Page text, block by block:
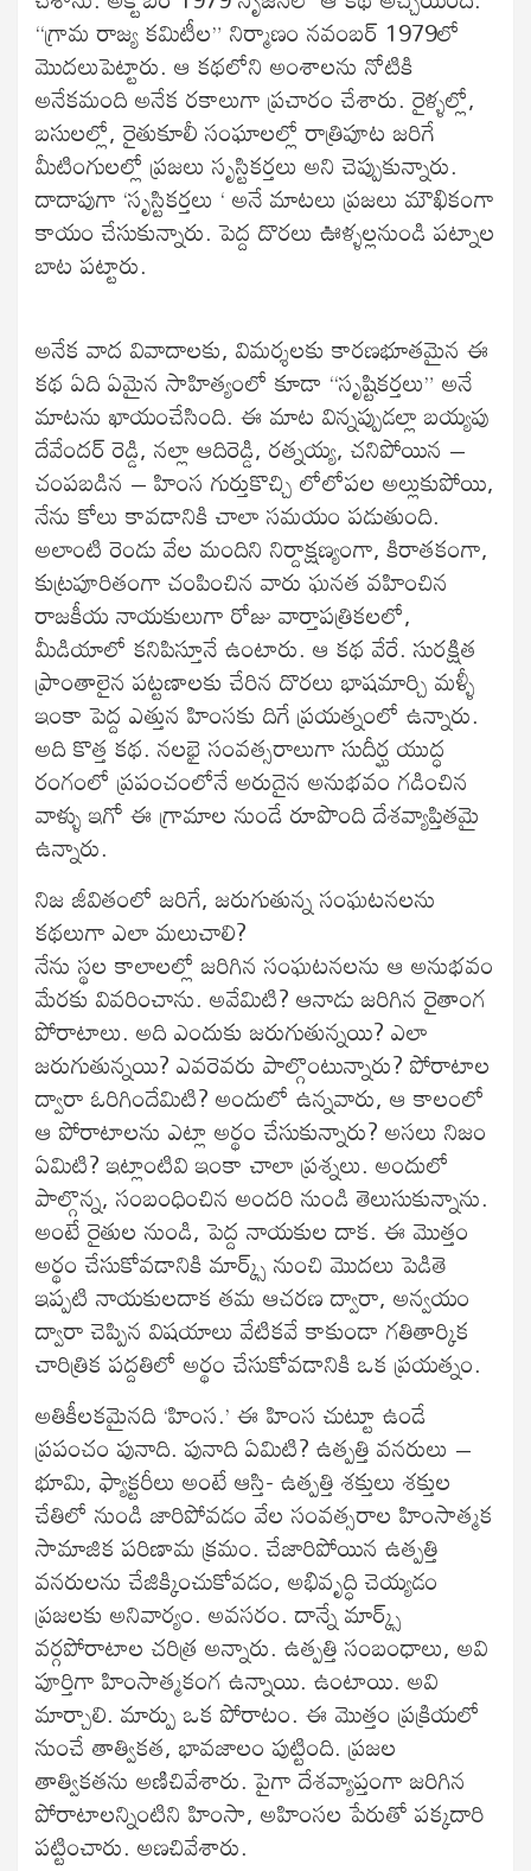
“గ్రామ రాజ్య కమిటీల” నిర్మాణం నవంబర్ 1979లో
మొదలుపెట్టారు. ఆ కథలోని అంశాలను నోటికి
అనేకమంది అనేక రకాలుగా ప్రచారం చేశారు. రైళ్ళల్లో,
బసులల్లో, రైతుకూలీ సంఘాలల్లో రాత్రిపూట జరిగే
మీటింగులల్లో ప్రజలు సృస్టికర్తలు అని చెప్పుకున్నారు.
దాదాపుగా ‘సృస్టికర్తలు ‘ అనే మాటలు ప్రజలు మౌఖికంగా
కాయం చేసుకున్నారు. పెద్ద దొరలు ఊళ్ళల్లనుండి పట్నాల
బాట పట్టారు.
అనేక వాద వివాదాలకు, విమర్శలకు కారణభూతమైన ఈ
కథ ఏది ఏమైన సాహిత్యంలో కూడా “సృష్టికర్తలు” అనే
మాటను ఖాయంచేసింది. ఈ మాట విన్నప్పుడల్లా బయ్యపు
దేవేందర్ రెడ్డి, నల్లా ఆదిరెడ్డి, రత్నయ్య, చనిపోయిన –
చంపబడిన – హింస గుర్తుకొచ్చి లోలోపల అల్లుకుపోయి,
నేను కోలు కావడానికి చాలా సమయం పడుతుంది.
అలాంటి రెండు వేల మందిని నిర్దాక్షణ్యంగా, కిరాతకంగా,
కుట్రపూరితంగా చంపించిన వారు ఘనత వహించిన
రాజకీయ నాయకులుగా రోజు వార్తాపత్రికలలో,
మీడియాలో కనిపిస్తూనే ఉంటారు. ఆ కథ వేరే. సురక్షిత
ప్రాంతాలైన పట్టణాలకు చేరిన దొరలు భాషమార్చి మళ్ళీ
ఇంకా పెద్ద ఎత్తున హింసకు దిగే ప్రయత్నంలో ఉన్నారు.
అది కొత్త కథ. నలభై సంవత్సరాలుగా సుదీర్ఘ యుద్ధ
రంగంలో ప్రపంచంలోనే అరుదైన అనుభవం గడించిన
వాళ్ళు ఇగో ఈ గ్రామాల నుండే రూపొంది దేశవ్యాప్తితమై
ఉన్నారు.
నిజ జీవితంలో జరిగే, జరుగుతున్న సంఘటనలను
కథలుగా ఎలా మలుచాలి?
నేను స్థల కాలాలల్లో జరిగిన సంఘటనలను ఆ అనుభవం
మేరకు వివరించాను. అవేమిటి? ఆనాడు జరిగిన రైతాంగ
పోరాటాలు. అది ఎందుకు జరుగుతున్నయి? ఎలా
జరుగుతున్నయి? ఎవరెవరు పాల్గొంటున్నారు? పోరాటాల
ద్వారా ఓరిగిందేమిటి? అందులో ఉన్నవారు, ఆ కాలంలో
ఆ పోరాటాలను ఎట్లా అర్థం చేసుకున్నారు? అసలు నిజం
ఏమిటి? ఇట్లాంటివి ఇంకా చాలా ప్రశ్నలు. అందులో
పాల్గొన్న, సంబంధించిన అందరి నుండి తెలుసుకున్నాను.
అంటే రైతుల నుండి, పెద్ద నాయకుల దాక. ఈ మొత్తం
అర్థం చేసుకోవడానికి మార్క్స్ నుంచి మొదలు పెడితె
ఇప్పటి నాయకులదాక తమ ఆచరణ ద్వారా, అన్వయం
ద్వారా చెప్పిన విషయాలు వేటికవే కాకుండా గతితార్కిక
చారిత్రిక పద్దతిలో అర్థం చేసుకోవడానికి ఒక ప్రయత్నం.
అతికీలకమైనది ‘హింస.’ ఈ హింస చుట్టూ ఉండే
ప్రపంచం పునాది. పునాది ఏమిటి? ఉత్పత్తి వనరులు –
భూమి, ఫ్యాక్టరీలు అంటే ఆస్తి- ఉత్పత్తి శక్తులు శక్తుల
చేతిలో నుండి జారిపోవడం వేల సంవత్సరాల హింసాత్మక
సామాజిక పరిణామ క్రమం. చేజారిపోయిన ఉత్పత్తి
వనరులను చేజిక్కించుకోవడం, అభివృద్ధి చెయ్యడం
ప్రజలకు అనివార్యం. అవసరం. దాన్నే మార్క్స్
వర్గపోరాటాల చరిత్ర అన్నారు. ఉత్పత్తి సంబంధాలు, అవి
పూర్తిగా హింసాత్మకంగ ఉన్నాయి. ఉంటాయి. అవి
మార్చాలి. మార్పు ఒక పోరాటం. ఈ మొత్తం ప్రక్రియలో
నుంచే తాత్వికత, భావజాలం పుట్టింది. ప్రజల
తాత్వికతను అణిచివేశారు. పైగా దేశవ్యాప్తంగా జరిగిన
పోరాటాలన్నింటిని హింసా, అహింసల పేరుతో పక్కదారి
పట్టించారు. అణచివేశారు.